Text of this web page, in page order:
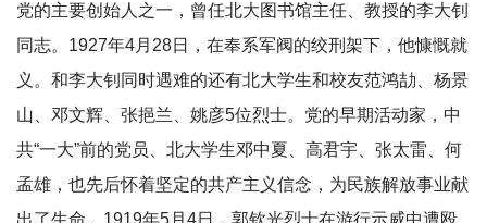
党的主要创始人之一，曾任北大图书馆主任、教授的李大钊
同志。1927年4月28日，在奉系军阀的绞刑架下，他慷慨就
义。和李大钊同时遇难的还有北大学生和校友范鸿劼、杨景
山、邓文辉、张挹兰、姚彦5位烈士。党的早期活动家，中
共“一大”前的党员、北大学生邓中夏、高君宇、张太雷、何
孟雄，也先后怀着坚定的共产主义信念，为民族解放事业献